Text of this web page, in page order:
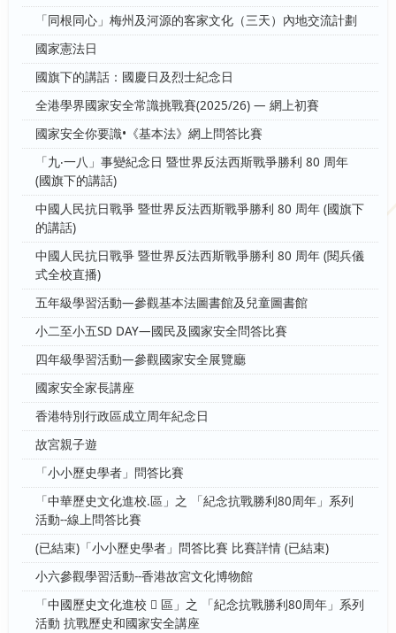
「同根同心」梅州及河源的客家文化（三天）內地交流計劃
國家憲法日
國旗下的講話：國慶日及烈士紀念日
全港學界國家安全常識挑戰賽(2025/26) — 網上初賽
國家安全你要識•《基本法》網上問答比賽
「九‧一八」事變紀念日 暨世界反法西斯戰爭勝利 80 周年
(國旗下的講話)
中國人民抗日戰爭 暨世界反法西斯戰爭勝利 80 周年 (國旗下
的講話)
中國人民抗日戰爭 暨世界反法西斯戰爭勝利 80 周年 (閱兵儀
式全校直播)
五年級學習活動—參觀基本法圖書館及兒童圖書館
小二至小五SD DAY—國民及國家安全問答比賽
四年級學習活動—參觀國家安全展覽廳
國家安全家長講座
香港特別行政區成立周年紀念日
故宮親子遊
「小小歷史學者」問答比賽
「中華歷史文化進校.區」之 「紀念抗戰勝利80周年」系列
活動--線上問答比賽
(已結束)「小小歷史學者」問答比賽 比賽詳情 (已結束)
小六參觀學習活動--香港故宮文化博物館
「中國歷史文化進校  區」之 「紀念抗戰勝利80周年」系列
活動 抗戰歷史和國家安全講座